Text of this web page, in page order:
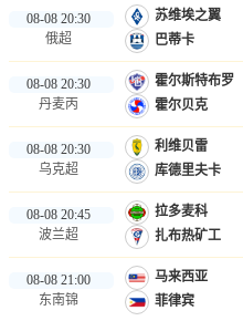
体育词条
08-08 20:30
俄超
苏维埃之翼
巴蒂卡
08-08 20:30
丹麦丙
霍尔斯特布罗
霍尔贝克
08-08 20:30
乌克超
利维贝雷
库德里夫卡
08-08 20:45
波兰超
拉多麦科
扎布热矿工
08-08 21:00
东南锦
马来西亚
菲律宾